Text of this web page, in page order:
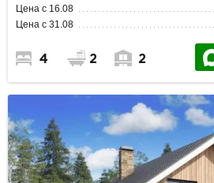
Цена с 16.08
Цена с 31.08
4 2 2